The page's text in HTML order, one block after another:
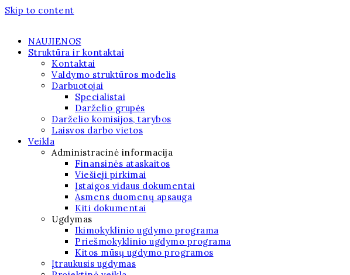
Skip to content
NAUJIENOS
Struktūra ir kontaktai
Kontaktai
Valdymo struktūros modelis
Darbuotojai
Specialistai
Darželio grupės
Darželio komisijos, tarybos
Laisvos darbo vietos
Veikla
Administracinė informacija
Finansinės ataskaitos
Viešieji pirkimai
Įstaigos vidaus dokumentai
Asmens duomenų apsauga
Kiti dokumentai
Ugdymas
Ikimokyklinio ugdymo programa
Priešmokyklinio ugdymo programa
Kitos mūsų ugdymo programos
Įtraukusis ugdymas